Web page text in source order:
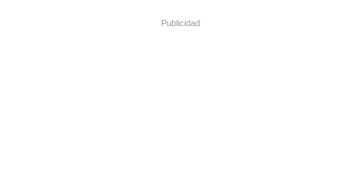
Publicidad